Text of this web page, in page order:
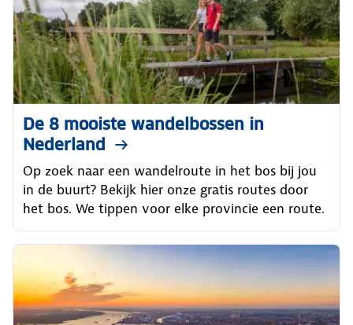
De 8 mooiste wandelbossen in
Nederland
Op zoek naar een wandelroute in het bos bij jou
in de buurt? Bekijk hier onze gratis routes door
het bos. We tippen voor elke provincie een route.